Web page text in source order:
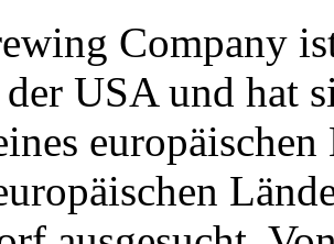
Company
USA und hat